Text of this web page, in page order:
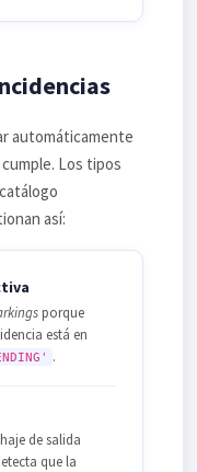
automáticamente
Los tipos
así:
porque
está en
.
de salida
que la